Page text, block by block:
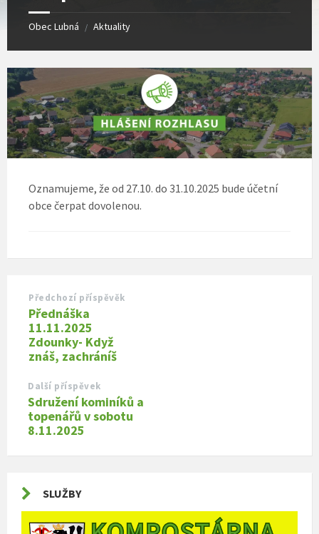
Obec Lubná / Aktuality
Oznamujeme, že od 27.10. do 31.10.2025 bude účetní
obce čerpat dovolenou.
Předchozí příspěvěk
Přednáška
11.11.2025
Zdounky- Když
znáš, zachráníš
Další příspěvek
Sdružení kominíků a
topenářů v sobotu
8.11.2025
SLUŽBY